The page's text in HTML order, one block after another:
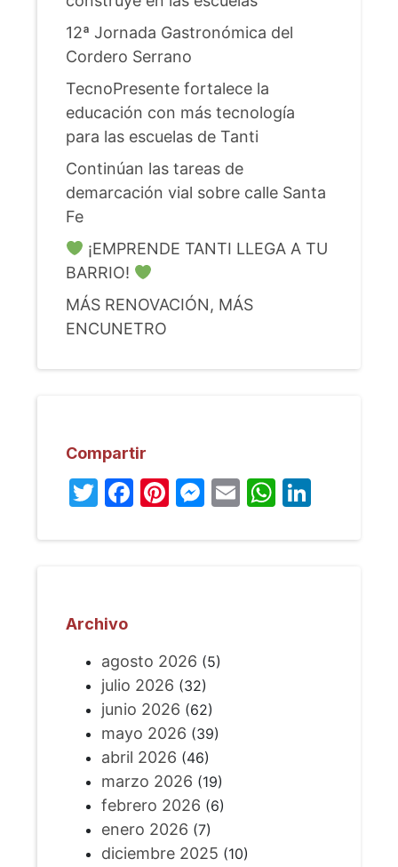
12ª Jornada Gastronómica del
Cordero Serrano
TecnoPresente fortalece la
educación con más tecnología
para las escuelas de Tanti
Continúan las tareas de
demarcación vial sobre calle Santa
Fe
¡EMPRENDE TANTI LLEGA A TU
BARRIO!
MÁS RENOVACIÓN, MÁS
ENCUNETRO
Compartir
Twitter
Facebook
Pinterest
Messenger
Email
Archivo
agosto 2026 (5)
julio 2026 (32)
junio 2026 (62)
mayo 2026 (39)
abril 2026 (46)
marzo 2026 (19)
febrero 2026 (6)
enero 2026 (7)
diciembre 2025 (10)